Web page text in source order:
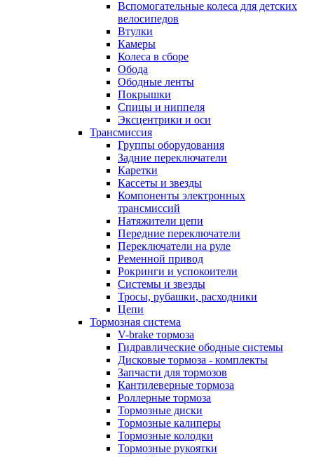
Вспомогательные колеса для детских
велосипедов
Втулки
Камеры
Колеса в сборе
Обода
Ободные ленты
Покрышки
Спицы и ниппеля
Эксцентрики и оси
Трансмиссия
Группы оборудования
Задние переключатели
Каретки
Кассеты и звезды
Компоненты электронных
трансмиссий
Натяжители цепи
Передние переключатели
Переключатели на руле
Ременной привод
Рокринги и успокоители
Системы и звезды
Тросы, рубашки, расходники
Цепи
Тормозная система
V-brake тормоза
Гидравлические ободные системы
Дисковые тормоза - комплекты
Запчасти для тормозов
Кантилеверные тормоза
Роллерные тормоза
Тормозные диски
Тормозные калиперы
Тормозные колодки
Тормозные рукоятки